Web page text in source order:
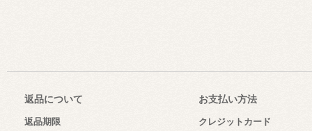
返品について
返品期限
お支払い方法
クレジットカード